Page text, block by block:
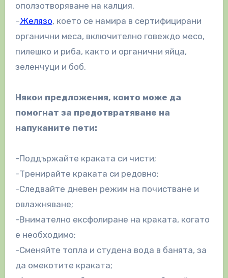
оползотворяване на калция.
–Желязо, което се намира в сертифицирани
органични меса, включително говеждо месо,
пилешко и риба, както и органични яйца,
зеленчуци и боб.
Някои предложения, които може да
помогнат за предотвратяване на
напуканите пети:
-Поддържайте краката си чисти;
-Тренирайте краката си редовно;
-Следвайте дневен режим на почистване и
овлажняване;
-Внимателно ексфолиране на краката, когато
е необходимо;
-Сменяйте топла и студена вода в банята, за
да омекотите краката;